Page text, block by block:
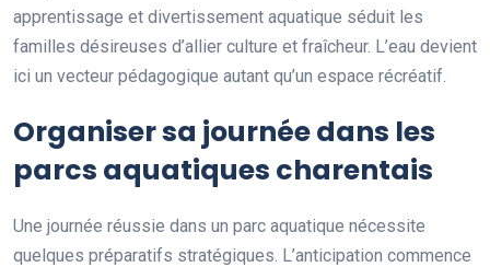
apprentissage et divertissement aquatique séduit les
familles désireuses d’allier culture et fraîcheur. L’eau devient
ici un vecteur pédagogique autant qu’un espace récréatif.
Organiser sa journée dans les
parcs aquatiques charentais
Une journée réussie dans un parc aquatique nécessite
quelques préparatifs stratégiques. L’anticipation commence